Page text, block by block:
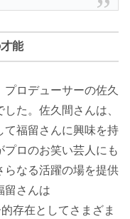
能
ロデューサーの佐久
た。佐久間さんは、
て福留さんに興味を持
プロのお笑い芸人にも
らなる活躍の場を提供
留さんは
存在としてさまざま